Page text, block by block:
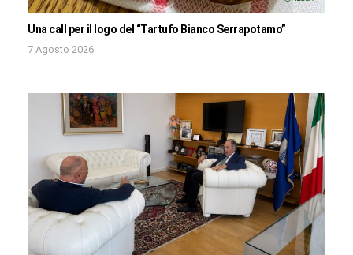
Una call per il logo del “Tartufo Bianco Serrapotamo”
7 Agosto 2026